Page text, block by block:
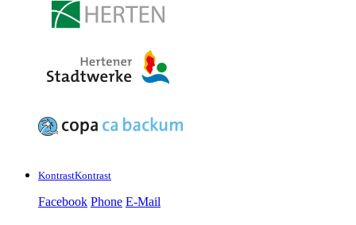
KontrastKontrast
Facebook Phone E-Mail